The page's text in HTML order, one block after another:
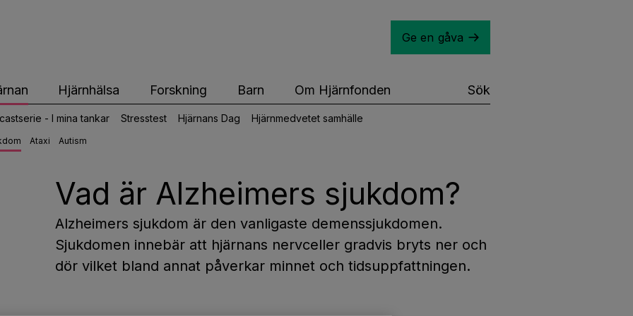
Ge en gåva
Ataxi Autism
- I mina tankar Stresstest Hjärnans Dag Hjärnmedvetet samhälle
Hjärnhälsa Forskning Barn Om Hjärnfonden Sök
Vad är Alzheimers sjukdom?
Alzheimers sjukdom är den vanligaste demenssjukdomen.
Sjukdomen innebär att hjärnans nervceller gradvis bryts ner och
dör vilket bland annat påverkar minnet och tidsuppfattningen.